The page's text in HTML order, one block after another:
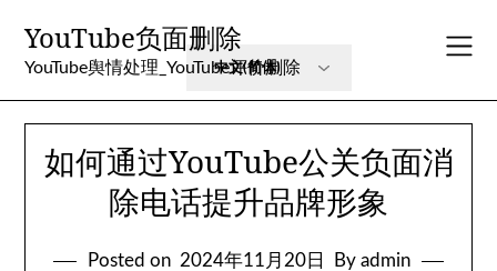
content
YouTube负面删除
YouTube舆情处理_YouTube评价删除
如何通过YouTube公关负面消
除电话提升品牌形象
Posted on 2024年11月20日 By admin